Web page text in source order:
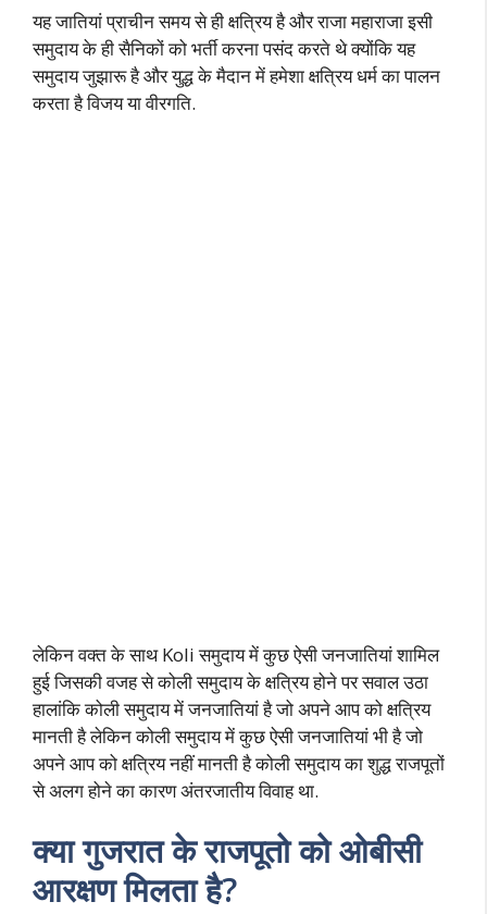
यह जातियां प्राचीन समय से ही क्षत्रिय है और राजा महाराजा इसी
समुदाय के ही सैनिकों को भर्ती करना पसंद करते थे क्योंकि यह
समुदाय जुझारू है और युद्ध के मैदान में हमेशा क्षत्रिय धर्म का पालन
करता है विजय या वीरगति.
लेकिन वक्त के साथ Koli समुदाय में कुछ ऐसी जनजातियां शामिल
हुई जिसकी वजह से कोली समुदाय के क्षत्रिय होने पर सवाल उठा
हालांकि कोली समुदाय में जनजातियां है जो अपने आप को क्षत्रिय
मानती है लेकिन कोली समुदाय में कुछ ऐसी जनजातियां भी है जो
अपने आप को क्षत्रिय नहीं मानती है कोली समुदाय का शुद्ध राजपूतों
से अलग होने का कारण अंतरजातीय विवाह था.
क्या गुजरात के राजपूतो को ओबीसी
आरक्षण मिलता है?